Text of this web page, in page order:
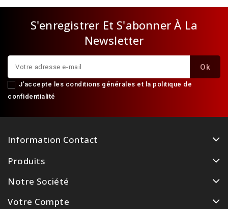
S'enregistrer Et S'abonner À La
Newsletter
J'accepte les conditions générales et la politique de
confidentialité
Information Contact
Produits
Notre Société
Votre Compte